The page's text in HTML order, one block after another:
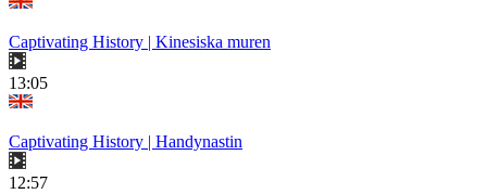
Captivating History | Kinesiska muren
13:05
Captivating History | Handynastin
12:57